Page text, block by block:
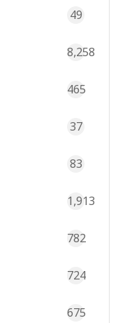
49
8,258
465
37
83
1,913
782
724
675